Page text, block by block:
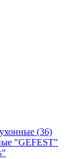
(36)
"GEFEST"